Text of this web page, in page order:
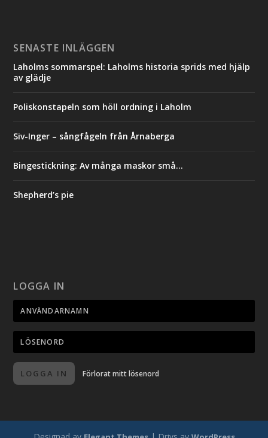
SENASTE INLÄGGEN
Laholms sommarspel: Laholms historia sprids med hjälp
av glädje
Poliskonstapeln som höll ordning i Laholm
Siv-Inger – sångfågeln från Årnaberga
Bingestickning: Av många maskor små…
Shepherd’s pie
LOGGA IN
LOGGA IN Förlorat mitt lösenord